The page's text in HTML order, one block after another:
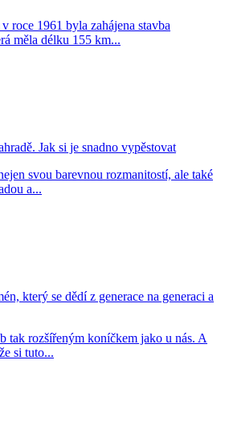
roce 1961 byla zahájena stavba
měla délku 155 km...
Jak si je snadno vypěstovat
svou barevnou rozmanitostí, ale také
a...
který se dědí z generace na generaci a
tak rozšířeným koníčkem jako u nás. A
si tuto...